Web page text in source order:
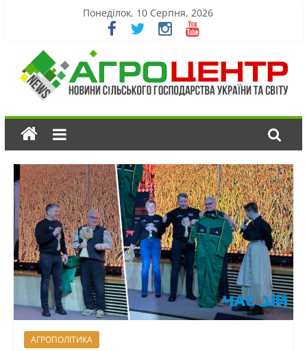
Понеділок, 10 Серпня, 2026
АГРОПОЛІТИКА